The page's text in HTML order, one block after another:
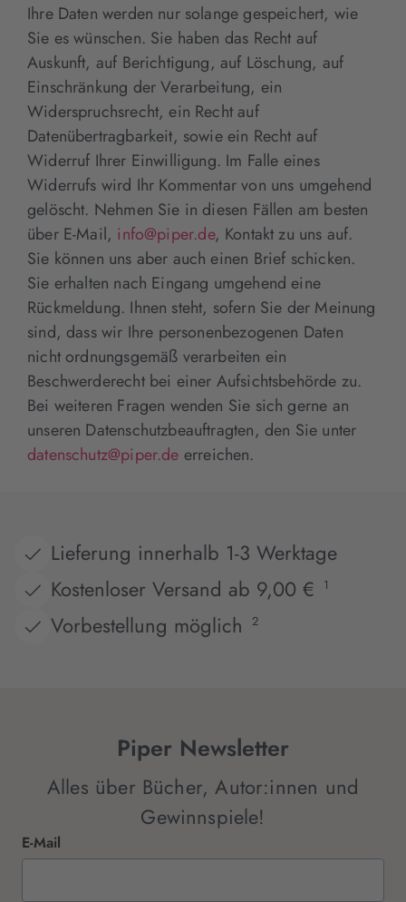
Ihre Daten werden nur solange gespeichert, wie
Sie es wünschen. Sie haben das Recht auf
Auskunft, auf Berichtigung, auf Löschung, auf
Einschränkung der Verarbeitung, ein
Widerspruchsrecht, ein Recht auf
Datenübertragbarkeit, sowie ein Recht auf
Widerruf Ihrer Einwilligung. Im Falle eines
Widerrufs wird Ihr Kommentar von uns umgehend
gelöscht. Nehmen Sie in diesen Fällen am besten
über E-Mail, info@piper.de, Kontakt zu uns auf.
Sie können uns aber auch einen Brief schicken.
Sie erhalten nach Eingang umgehend eine
Rückmeldung. Ihnen steht, sofern Sie der Meinung
sind, dass wir Ihre personenbezogenen Daten
nicht ordnungsgemäß verarbeiten ein
Beschwerderecht bei einer Aufsichtsbehörde zu.
Bei weiteren Fragen wenden Sie sich gerne an
unseren Datenschutzbeauftragten, den Sie unter
datenschutz@piper.de erreichen.
Lieferung innerhalb 1-3 Werktage
Kostenloser Versand ab 9,00 €
1
Vorbestellung möglich 2
Piper Newsletter
Alles über Bücher, Autor:innen und
Gewinnspiele!
E-Mail